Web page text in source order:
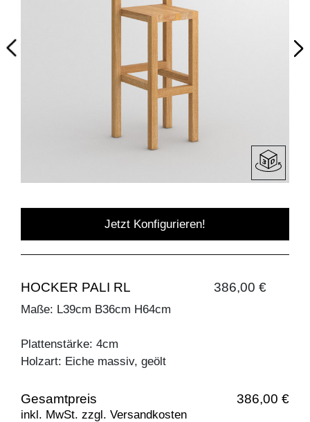
Jetzt Konfigurieren!
HOCKER PALI RL 386,00 €
Maße: L39cm B36cm H64cm
Plattenstärke: 4cm
Holzart: Eiche massiv, geölt
Gesamtpreis 386,00 €
inkl. MwSt. zzgl. Versandkosten